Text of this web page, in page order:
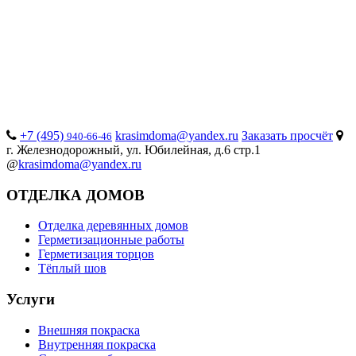
+7 (495) 940-66-46 krasimdoma@yandex.ru Заказать просчёт
г. Железнодорожный, ул. Юбилейная, д.6 стр.1
@krasimdoma@yandex.ru
ОТДЕЛКА ДОМОВ
Отделка деревянных домов
Герметизационные работы
Герметизация торцов
Тёплый шов
Услуги
Внешняя покраска
Внутренняя покраска